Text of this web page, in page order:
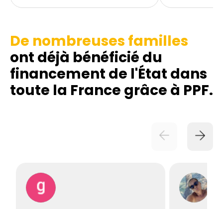
De nombreuses familles
ont déjà bénéficié du
financement de l'État dans
toute la France grâce à PPF.